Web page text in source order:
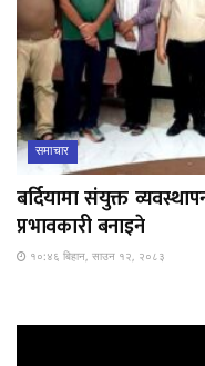
समाचार
बर्दियामा संयुक्त
प्रभावकारी बनाइने
१०:४६ बिहान, साउन १२, २०८३